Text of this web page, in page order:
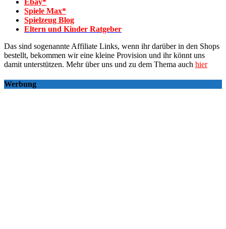
Spiele Max*
Spielzeug Blog
Eltern und Kinder Ratgeber
Das sind sogenannte Affiliate Links, wenn ihr darüber in den Shops
bestellt, bekommen wir eine kleine Provision und ihr könnt uns
damit unterstützen. Mehr über uns und zu dem Thema auch hier
Werbung